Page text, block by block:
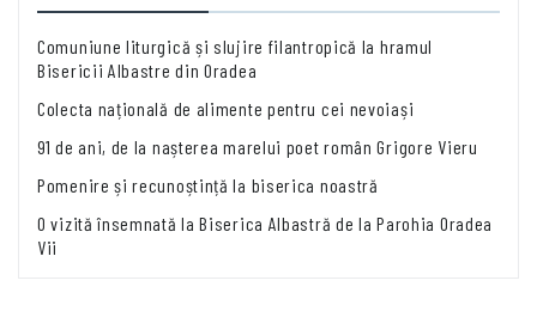
Comuniune liturgică și slujire filantropică la hramul
Bisericii Albastre din Oradea
Colecta națională de alimente pentru cei nevoiași
91 de ani, de la nașterea marelui poet român Grigore Vieru
Pomenire și recunoștință la biserica noastră
O vizită însemnată la Biserica Albastră de la Parohia Oradea
Vii